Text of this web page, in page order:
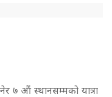
७ औं स्थानसम्मको यात्रा